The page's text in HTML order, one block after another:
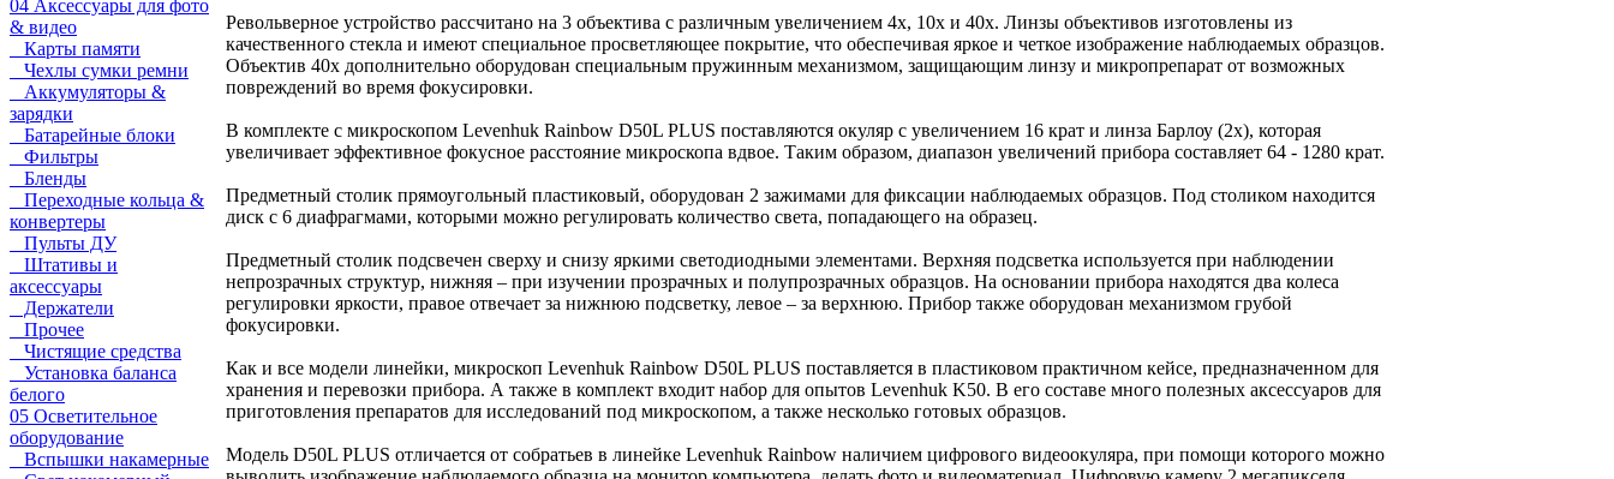
04 Аксессуары для фото
& видео
Карты памяти
Чехлы сумки ремни
Аккумуляторы &
зарядки
Батарейные блоки
Фильтры
Бленды
Переходные кольца &
конвертеры
Пульты ДУ
Штативы и
аксессуары
Держатели
Прочее
Чистящие средства
Установка баланса
белого
05 Осветительное
оборудование
Вспышки накамерные
Револьверное устройство рассчитано на 3 объектива с различным увеличением 4х, 10х и 40х. Линзы объективов изготовлены из
качественного стекла и имеют специальное просветляющее покрытие, что обеспечивая яркое и четкое изображение наблюдаемых образцов.
Объектив 40х дополнительно оборудован специальным пружинным механизмом, защищающим линзу и микропрепарат от возможных
повреждений во время фокусировки.
В комплекте с микроскопом Levenhuk Rainbow D50L PLUS поставляются окуляр с увеличением 16 крат и линза Барлоу (2х), которая
увеличивает эффективное фокусное расстояние микроскопа вдвое. Таким образом, диапазон увеличений прибора составляет 64 - 1280 крат.
Предметный столик прямоугольный пластиковый, оборудован 2 зажимами для фиксации наблюдаемых образцов. Под столиком находится
диск с 6 диафрагмами, которыми можно регулировать количество света, попадающего на образец.
Предметный столик подсвечен сверху и снизу яркими светодиодными элементами. Верхняя подсветка используется при наблюдении
непрозрачных структур, нижняя – при изучении прозрачных и полупрозрачных образцов. На основании прибора находятся два колеса
регулировки яркости, правое отвечает за нижнюю подсветку, левое – за верхнюю. Прибор также оборудован механизмом грубой
фокусировки.
Как и все модели линейки, микроскоп Levenhuk Rainbow D50L PLUS поставляется в пластиковом практичном кейсе, предназначенном для
хранения и перевозки прибора. А также в комплект входит набор для опытов Levenhuk K50. В его составе много полезных аксессуаров для
приготовления препаратов для исследований под микроскопом, а также несколько готовых образцов.
Модель D50L PLUS отличается от собратьев в линейке Levenhuk Rainbow наличием цифрового видеоокуляра, при помощи которого можно